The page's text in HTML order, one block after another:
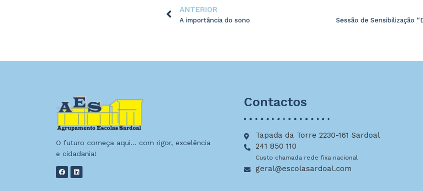
ANTERIOR
A importância do sono
O futuro começa aqui… com rigor, excelência
e cidadania!
Contactos
Tapada da Torre 2230-161 Sardoal
241 850 110
Custo chamada rede fixa nacional
geral@escolasardoal.com